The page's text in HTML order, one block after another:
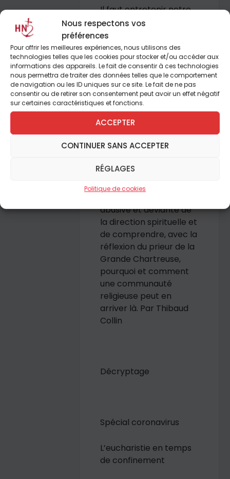
Nous respectons vos
préférences
Pour offrir les meilleures expériences, nous utilisons des
technologies telles que les cookies pour stocker et/ou accéder aux
informations des appareils. Le fait de consentir à ces technologies
nous permettra de traiter des données telles que le comportement
de navigation ou les ID uniques sur ce site. Le fait de ne pas
consentir ou de retirer son consentement peut avoir un effet négatif
sur certaines caractéristiques et fonctions.
ACCEPTER
CONTINUER SANS ACCEPTER
RÉGLAGES
Politique de cookies
Il faut entretenir notre
vie spirituelle et notre
vie intellectuelle.
Essentiel
L’affaire Jean Vanier :
les constats, le recul et
la réflexion.
fondateur de l’Arche
permet de prendre du
abusive et déviante de
la direction spirituelle et
de comprendre, avec la
réflexion du prieur de la
Grande Chartreuse,
pourquoi et comment
une communauté
religieuse peut en
arriver là. Par Thibaud
Collin
Décryptage
Spécial coronavirus
L’eucharistie en temps
de confinement